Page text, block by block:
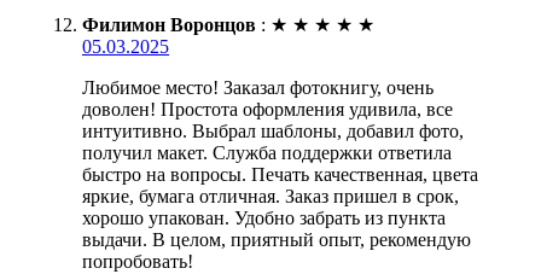
Филимон Воронцов : ★ ★ ★ ★ ★
05.03.2025
Любимое место! Заказал фотокнигу, очень
доволен! Простота оформления удивила, все
интуитивно. Выбрал шаблоны, добавил фото,
получил макет. Служба поддержки ответила
быстро на вопросы. Печать качественная, цвета
яркие, бумага отличная. Заказ пришел в срок,
хорошо упакован. Удобно забрать из пункта
выдачи. В целом, приятный опыт, рекомендую
попробовать!